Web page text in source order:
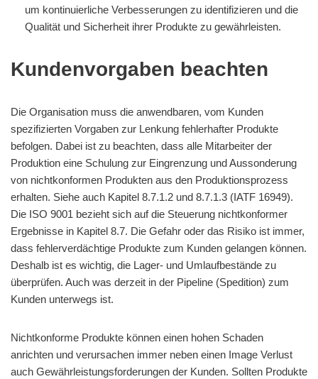
um kontinuierliche Verbesserungen zu identifizieren und die
Qualität und Sicherheit ihrer Produkte zu gewährleisten.
Kundenvorgaben beachten
Die Organisation muss die anwendbaren, vom Kunden
spezifizierten Vorgaben zur Lenkung fehlerhafter Produkte
befolgen. Dabei ist zu beachten, dass alle Mitarbeiter der
Produktion eine Schulung zur Eingrenzung und Aussonderung
von nichtkonformen Produkten aus den Produktionsprozess
erhalten. Siehe auch Kapitel 8.7.1.2 und 8.7.1.3 (IATF 16949).
Die ISO 9001 bezieht sich auf die Steuerung nichtkonformer
Ergebnisse in Kapitel 8.7. Die Gefahr oder das Risiko ist immer,
dass fehlerverdächtige Produkte zum Kunden gelangen können.
Deshalb ist es wichtig, die Lager- und Umlaufbestände zu
überprüfen. Auch was derzeit in der Pipeline (Spedition) zum
Kunden unterwegs ist.
Nichtkonforme Produkte können einen hohen Schaden
anrichten und verursachen immer neben einen Image Verlust
auch Gewährleistungsforderungen der Kunden. Sollten Produkte